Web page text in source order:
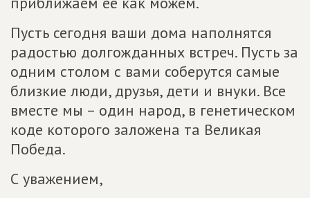
Пусть сегодня ваши дома наполнятся
радостью долгожданных встреч. Пусть за
одним столом с вами соберутся самые
близкие люди, друзья, дети и внуки. Все
вместе мы – один народ, в генетическом
коде которого заложена та Великая
Победа.
С уважением,